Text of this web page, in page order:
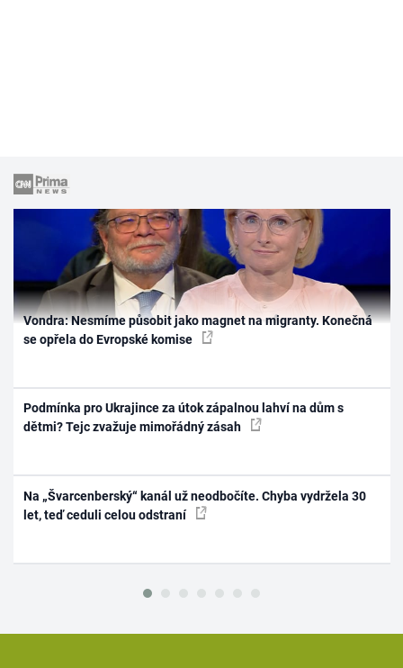
Vondra: Nesmíme působit jako magnet na migranty. Konečná
se opřela do Evropské komise
Podmínka pro Ukrajince za útok zápalnou lahví na dům s
dětmi? Tejc zvažuje mimořádný zásah
Na „Švarcenberský“ kanál už neodbočíte. Chyba vydržela 30
let, teď ceduli celou odstraní